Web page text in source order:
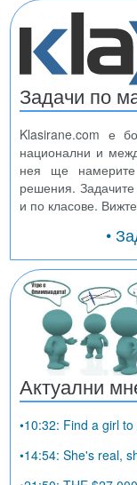
Задачи по
Klasirane.com е
национални и
нея ще
решения.
и по класове.
•
Актуални
•10:32: Find a girl
•14:54: She's real,